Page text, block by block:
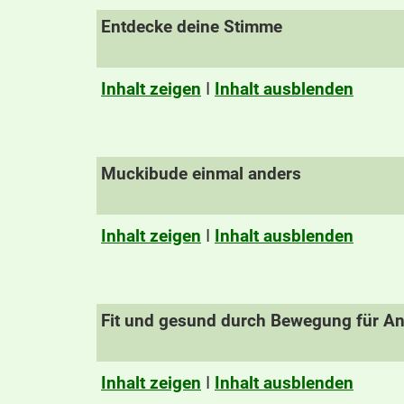
Entdecke deine Stimme
Inhalt zeigen I Inhalt ausblenden
Muckibude einmal anders
Inhalt zeigen I Inhalt ausblenden
Fit und gesund durch Bewegung für
Inhalt zeigen I Inhalt ausblenden